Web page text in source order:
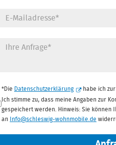
Datenschutz*
*Die Datenschutzerklärung
habe ich
Ich stimme zu, dass meine Angaben zur
gespeichert werden. Hinweis: Sie können
an
Info@schleswig-wohnmobile.de